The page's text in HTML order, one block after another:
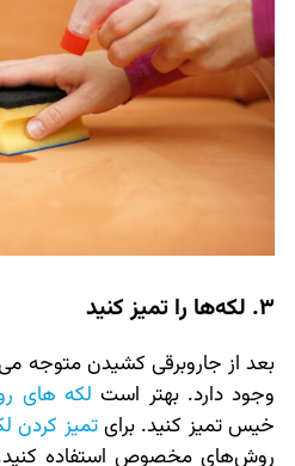
3. لکه‌ها را تمیز کنید
بعد از جاروبرقی کشیدن متوجه
وجود دارد. بهتر است لکه های
خیس تمیز کنید. برایتمیز کردن